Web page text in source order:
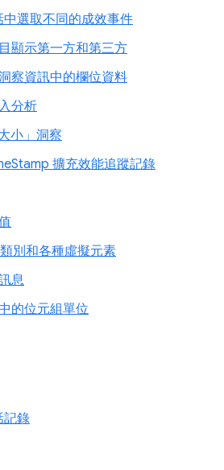
選取不同的成效事件
顯示第一方和第三方
察資訊中的欄位資料
分析
小」洞察
擴充效能追蹤記錄
別和各種虛擬元素
息
的位元組單位
記錄